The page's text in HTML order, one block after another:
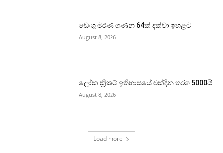
ඩෙංගු මරණ ගණන 64ක් දක්වා ඉහළට
August 8, 2026
ලෝක ක්‍රිකට් ඉතිහාසයේ එක්දින තරග 5000යි
August 8, 2026
Load more